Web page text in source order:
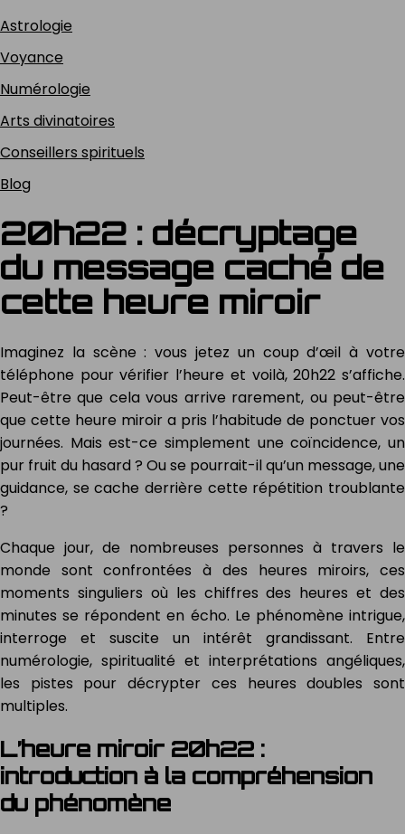
Astrologie
Voyance
Numérologie
Arts divinatoires
Conseillers spirituels
Blog
20h22 : décryptage
du message caché de
cette heure miroir
Imaginez la scène : vous jetez un coup d’œil à votre
téléphone pour vérifier l’heure et voilà, 20h22 s’affiche.
Peut-être que cela vous arrive rarement, ou peut-être
que cette heure miroir a pris l’habitude de ponctuer vos
journées. Mais est-ce simplement une coïncidence, un
pur fruit du hasard ? Ou se pourrait-il qu’un message, une
guidance, se cache derrière cette répétition troublante
?
Chaque jour, de nombreuses personnes à travers le
monde sont confrontées à des heures miroirs, ces
moments singuliers où les chiffres des heures et des
minutes se répondent en écho. Le phénomène intrigue,
interroge et suscite un intérêt grandissant. Entre
numérologie, spiritualité et interprétations angéliques,
les pistes pour décrypter ces heures doubles sont
multiples.
L’heure miroir 20h22 :
introduction à la compréhension
du phénomène